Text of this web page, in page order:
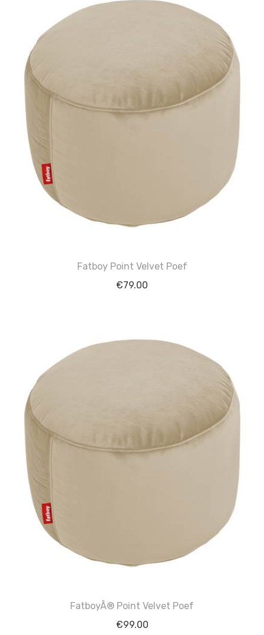
Fatboy Point Velvet Poef
€79.00
FatboyÂ® Point Velvet Poef
€99.00